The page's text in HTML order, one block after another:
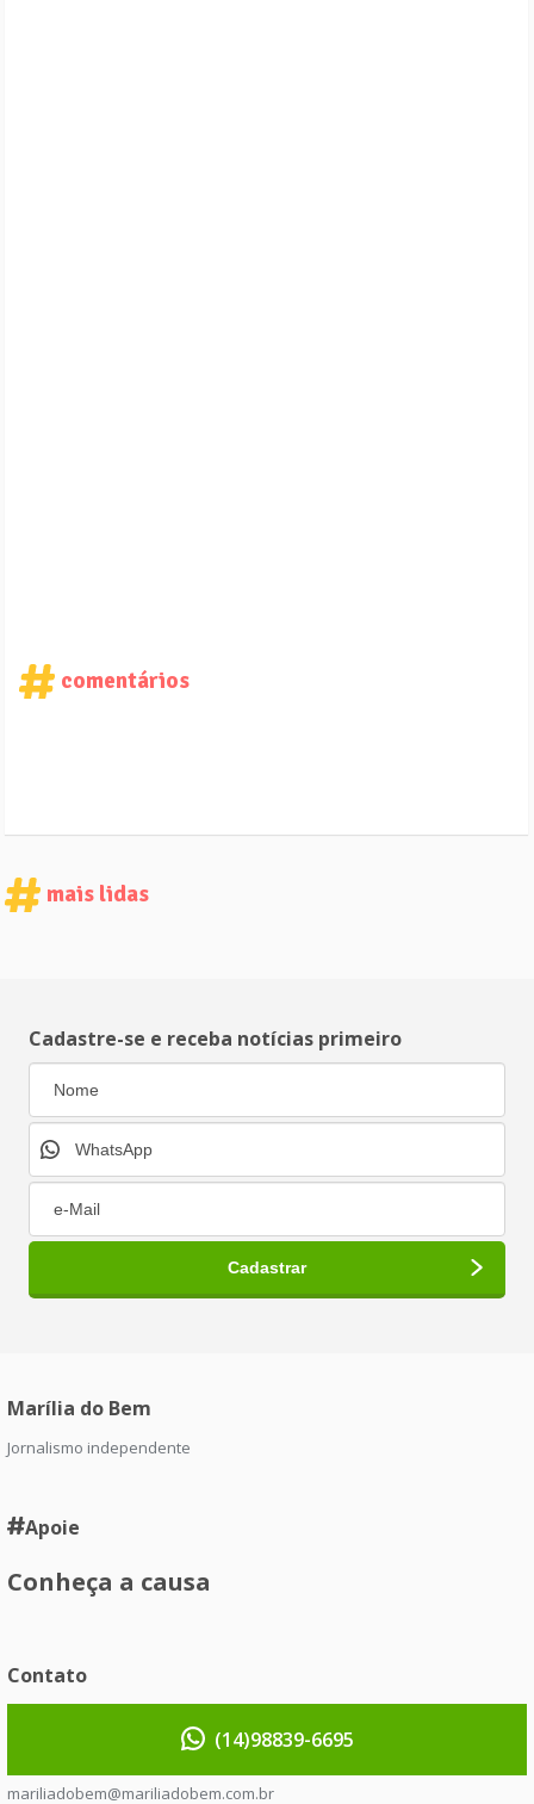
comentários
mais lidas
Cadastre-se e receba notícias primeiro
Marília do Bem
Jornalismo independente
Apoie
Conheça a causa
Contato
(14)98839-6695
mariliadobem@mariliadobem.com.br